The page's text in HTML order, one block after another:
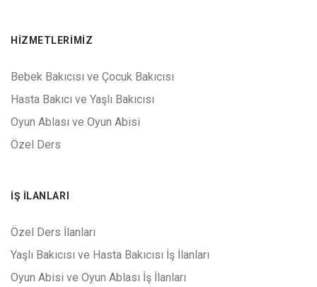
HIZMETLERIMIZ
Bebek Bakıcısı ve Çocuk Bakıcısı
Hasta Bakıcı ve Yaşlı Bakıcısı
Oyun Ablası ve Oyun Abisi
Özel Ders
İŞ İLANLARI
Özel Ders İlanları
Yaşlı Bakıcısı ve Hasta Bakıcısı İş İlanları
Oyun Abisi ve Oyun Ablası İş İlanları